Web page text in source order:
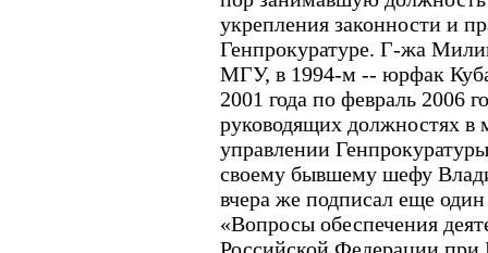
укрепления законности и
Генпрокуратуре. Г-жа
МГУ, в 1994-м -- юрфак
2001 года по февраль 2006
руководящих должностях в
управлении
своему бывшему шефу
вчера же подписал еще
«Вопросы обеспечения